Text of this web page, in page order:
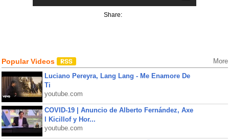
Share:
Popular Videos More
Luciano Pereyra, Lang Lang - Me Enamore De
Ti
youtube.com
COVID-19 | Anuncio de Alberto Fernández, Axe
l Kicillof y Hor...
youtube.com